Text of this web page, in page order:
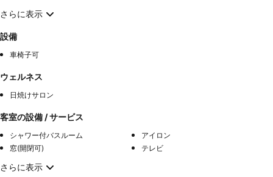
さらに表示
設備
車椅子可
ウェルネス
日焼けサロン
客室の設備 / サービス
シャワー付バスルーム
アイロン
窓(開閉可)
テレビ
さらに表示